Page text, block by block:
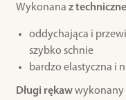
Wykonana z
oddychająca i
szybko schnie
bardzo elastyczna i
Długi rękawwykonany